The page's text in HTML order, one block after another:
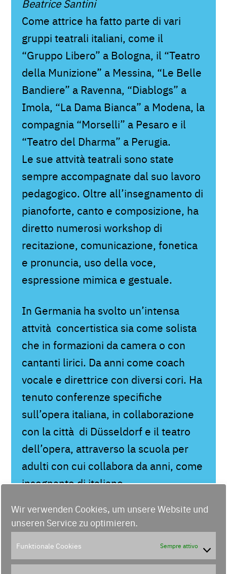
Wir verwenden Cookies, um unsere Website und
unseren Service zu optimieren.
Funktionale Cookies Sempre attivo
Beatrice Santini
Come attrice ha fatto parte di vari
gruppi teatrali italiani, come il
“Gruppo Libero” a Bologna, il “Teatro
della Munizione” a Messina, “Le Belle
Bandiere” a Ravenna, “Diablogs” a
Imola, “La Dama Bianca” a Modena, la
compagnia “Morselli” a Pesaro e il
“Teatro del Dharma” a Perugia.
Le sue attvità teatrali sono state
sempre accompagnate dal suo lavoro
pedagogico. Oltre all’insegnamento di
pianoforte, canto e composizione, ha
diretto numerosi workshop di
recitazione, comunicazione, fonetica
e pronuncia, uso della voce,
espressione mimica e gestuale.
In Germania ha svolto un’intensa
attvità concertistica sia come solista
che in formazioni da camera o con
cantanti lirici. Da anni come coach
vocale e direttrice con diversi cori. Ha
tenuto conferenze specifiche
sull’opera italiana, in collaborazione
con la città di Düsseldorf e il teatro
dell’opera, attraverso la scuola per
adulti con cui collabora da anni, come
insegnante di italiano.
Robert Schumann Musikhochschule e
all’Università “Heinrich Heine”.